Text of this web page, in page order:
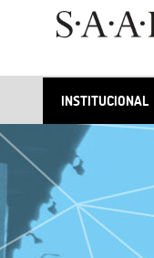
INSTITUCIONAL